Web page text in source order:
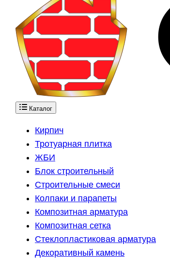
Каталог
Кирпич
Тротуарная плитка
ЖБИ
Блок строительный
Строительные смеси
Колпаки и парапеты
Композитная арматура
Композитная сетка
Стеклопластиковая арматура
Декоративный камень